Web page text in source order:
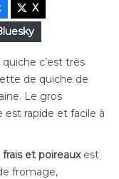
X
c’est très
de quiche de
Le gros
est rapide et facile à
et poireauxest
fromage,